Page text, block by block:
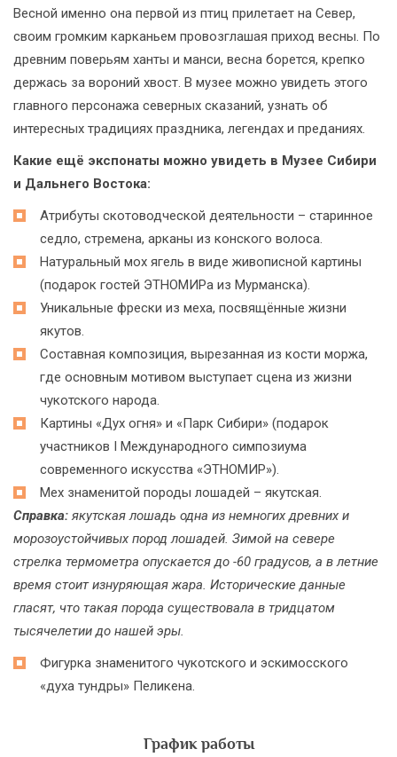
Весной именно она первой из птиц прилетает на Север,
своим громким карканьем провозглашая приход весны. По
древним поверьям ханты и манси, весна борется, крепко
держась за вороний хвост. В музее можно увидеть этого
главного персонажа северных сказаний, узнать об
интересных традициях праздника, легендах и преданиях.
Какие ещё экспонаты можно увидеть в Музее Сибири
и Дальнего Востока:
Атрибуты скотоводческой деятельности – старинное
седло, стремена, арканы из конского волоса.
Натуральный мох ягель в виде живописной картины
(подарок гостей ЭТНОМИРа из Мурманска).
Уникальные фрески из меха, посвящённые жизни
якутов.
Составная композиция, вырезанная из кости моржа,
где основным мотивом выступает сцена из жизни
чукотского народа.
Картины «Дух огня» и «Парк Сибири» (подарок
участников I Международного симпозиума
современного искусства «ЭТНОМИР»).
Мех знаменитой породы лошадей – якутская.
Справка:якутская лошадь одна из немногих древних и
морозоустойчивых пород лошадей. Зимой на севере
стрелка термометра опускается до -60 градусов, а в летние
время стоит изнуряющая жара. Исторические данные
гласят, что такая порода существовала в тридцатом
тысячелетии до нашей эры.
Фигурка знаменитого чукотского и эскимосского
«духа тундры» Пеликена.
График работы